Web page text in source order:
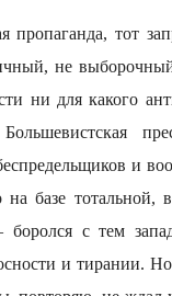
пропаганда, тот
не
ни для какого
и
на базе
с тем
и тирании.